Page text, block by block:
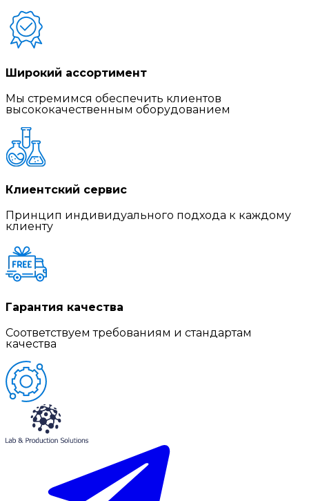
Широкий ассортимент
Мы стремимся обеспечить клиентов
высококачественным оборудованием
Клиентский сервис
Принцип индивидуального подхода к каждому
клиенту
Гарантия качества
Соответствуем требованиям и стандартам
качества